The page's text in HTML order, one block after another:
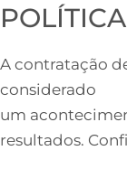
A contratação
considerado
um
resultados.